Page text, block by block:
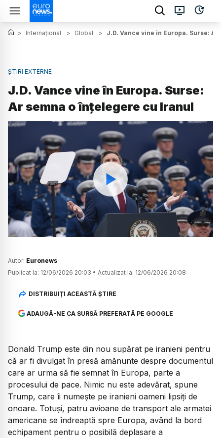
> Internațional > Global > J.D. Vance vine în Europa. Surse:
ȘTIRI EXTERNE
J.D. Vance vine în Europa. Surse:
Ar semna o înțelegere cu Iranul
Watch
Autor: Euronews
Publicat la: 12/06/2026 20:03 • Actualizat la: 12/06/2026 20:08
DISTRIBUIȚI ACEASTĂ ȘTIRE
ADAUGĂ-NE CA SURSĂ PREFERATĂ PE GOOGLE
Donald Trump este din nou supărat pe iranieni pentru
că ar fi divulgat în presă amănunte despre documentul
care ar urma să fie semnat în Europa, parte a
procesului de pace. Nimic nu este adevărat, spune
Trump, care îi numește pe iranieni oameni lipsiți de
onoare. Totuși, patru avioane de transport ale armatei
americane se îndreaptă spre Europa, având la bord
echipament pentru o posibilă deplasare a